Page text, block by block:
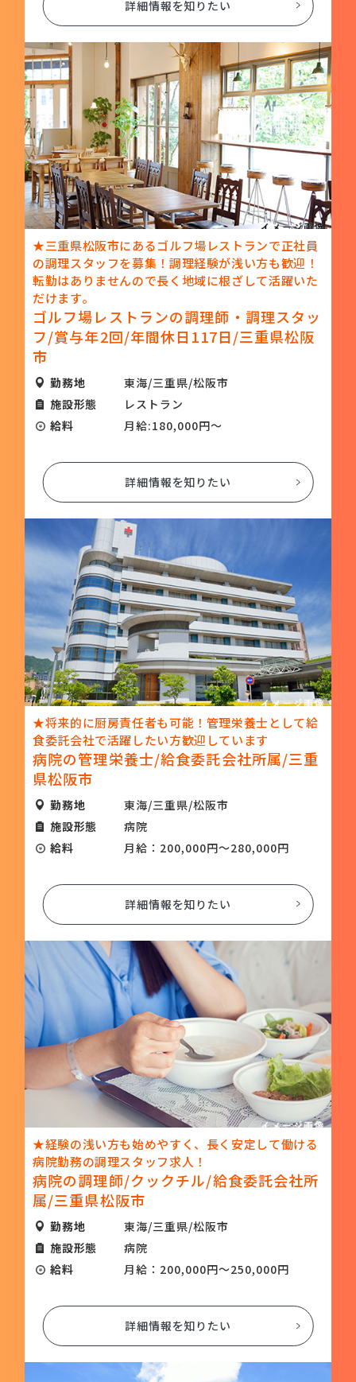
詳細情報を知りたい
★三重県松阪市にあるゴルフ場レストランで正社員
の調理スタッフを募集！調理経験が浅い方も歓迎！
転勤はありませんので長く地域に根ざして活躍いた
だけます。
ゴルフ場レストランの調理師・調理スタッ
フ/賞与年2回/年間休日117日/三重県松阪
市
勤務地
東海/三重県/松阪市
施設形態
レストラン
給料
月給:180,000円～
詳細情報を知りたい
★将来的に厨房責任者も可能！管理栄養士として給
食委託会社で活躍したい方歓迎しています
病院の管理栄養士/給食委託会社所属/三重
県松阪市
勤務地
東海/三重県/松阪市
施設形態
病院
給料
月給：200,000円～280,000円
詳細情報を知りたい
★経験の浅い方も始めやすく、長く安定して働ける
病院勤務の調理スタッフ求人！
病院の調理師/クックチル/給食委託会社所
属/三重県松阪市
勤務地
東海/三重県/松阪市
施設形態
病院
給料
月給：200,000円～250,000円
詳細情報を知りたい